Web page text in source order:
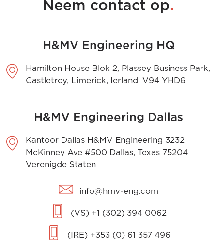
Neem contact op
H&MV Engineering HQ
Hamilton House Blok 2, Plassey Business Park,
Castletroy, Limerick, Ierland. V94 YHD6
H&MV Engineering Dallas
Kantoor Dallas H&MV Engineering 3232
McKinney Ave #500 Dallas, Texas 75204
Verenigde Staten
info@hmv-eng.com
(VS) +1 (302) 394 0062
(IRE) +353 (0) 61 357 496